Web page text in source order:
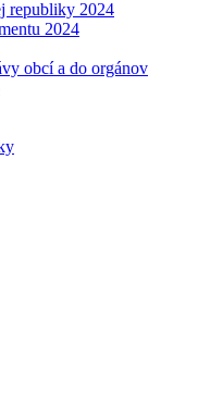
republiky 2024
2024
obcí a do orgánov